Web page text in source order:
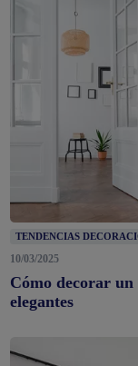
TENDENCIAS
10/03/2025
Cómo decorar
elegantes